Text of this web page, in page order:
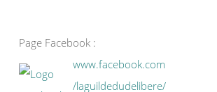
Page Facebook :
www.facebook.com
/laguildedudelibere/